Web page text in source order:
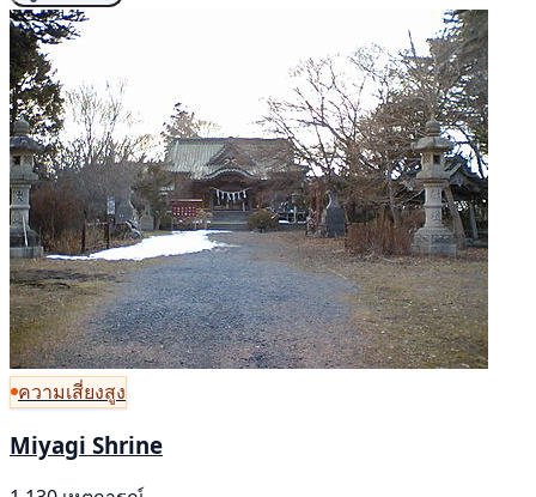
ความเสี่ยงสูง
Miyagi Shrine